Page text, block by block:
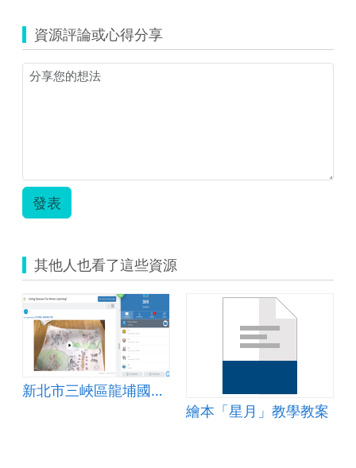
小
閱
資源評論或心得分享
發表
其他人也看了這些資源
新北市三峽區龍埔國民小學科技輔助學習-資訊閱讀跨領域教案
繪本「星月」教學教案